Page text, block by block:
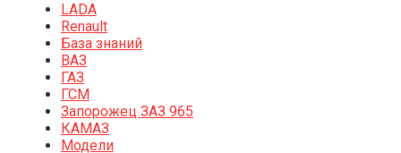
LADA
Renault
База знаний
ВАЗ
ГАЗ
ГСМ
Запорожец ЗАЗ 965
КАМАЗ
Модели